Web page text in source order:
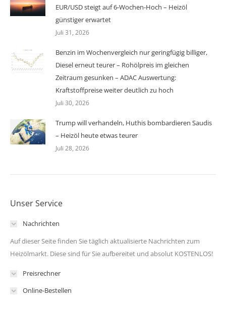
EUR/USD steigt auf 6-Wochen-Hoch – Heizöl
günstiger erwartet
Juli 31, 2026
Benzin im Wochenvergleich nur geringfügig billiger,
Diesel erneut teurer – Rohölpreis im gleichen
Zeitraum gesunken – ADAC Auswertung:
Kraftstoffpreise weiter deutlich zu hoch
Juli 30, 2026
Trump will verhandeln, Huthis bombardieren Saudis
– Heizöl heute etwas teurer
Juli 28, 2026
Unser Service
Nachrichten
Auf dieser Seite finden Sie täglich aktualisierte Nachrichten zum
Heizölmarkt. Diese sind für Sie aufbereitet und absolut KOSTENLOS!
Preisrechner
Online-Bestellen